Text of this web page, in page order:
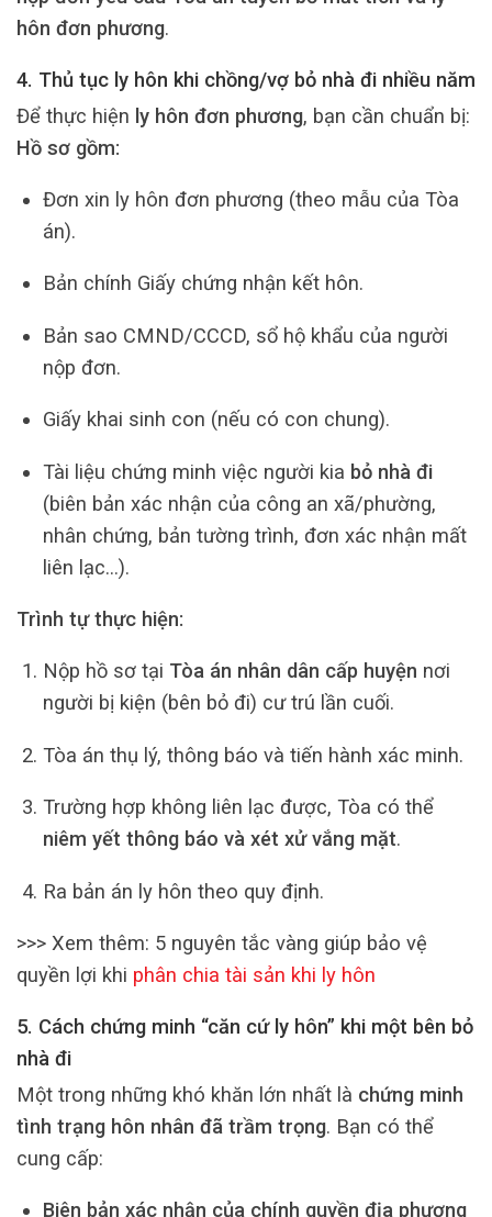
hôn đơn phương.
4. Thủ tục ly hôn khi chồng/vợ bỏ nhà đi nhiều năm
Để thực hiện ly hôn đơn phương, bạn cần chuẩn bị:
Hồ sơ gồm:
Đơn xin ly hôn đơn phương (theo mẫu của Tòa
án).
Bản chính Giấy chứng nhận kết hôn.
Bản sao CMND/CCCD, sổ hộ khẩu của người
nộp đơn.
Giấy khai sinh con (nếu có con chung).
Tài liệu chứng minh việc người kia bỏ nhà đi
(biên bản xác nhận của công an xã/phường,
nhân chứng, bản tường trình, đơn xác nhận mất
liên lạc…).
Trình tự thực hiện:
Nộp hồ sơ tại Tòa án nhân dân cấp huyện nơi
người bị kiện (bên bỏ đi) cư trú lần cuối.
Tòa án thụ lý, thông báo và tiến hành xác minh.
Trường hợp không liên lạc được, Tòa có thể
niêm yết thông báo và xét xử vắng mặt.
Ra bản án ly hôn theo quy định.
>>> Xem thêm: 5 nguyên tắc vàng giúp bảo vệ
quyền lợi khi phân chia tài sản khi ly hôn
5. Cách chứng minh “căn cứ ly hôn” khi một bên bỏ
nhà đi
Một trong những khó khăn lớn nhất là chứng minh
tình trạng hôn nhân đã trầm trọng. Bạn có thể
cung cấp:
Biên bản xác nhận của chính quyền địa phương